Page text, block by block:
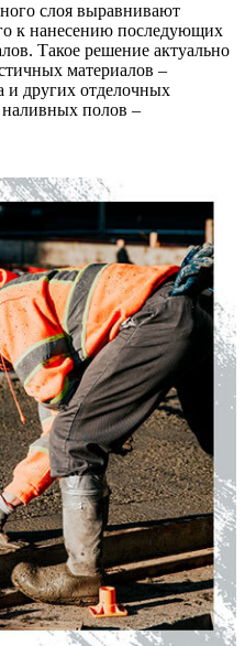
слоя выравнивают
к нанесению последующих
Такое решение актуально
материалов –
и других отделочных
наливных полов –